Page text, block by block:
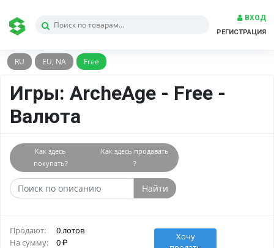
ВХОД
РЕГИСТРАЦИЯ
RU EU, NA Free
Игры: ArcheAge - Free -
Валюта
Как здесь
покупать?
Как здесь продавать
?
Найти
Продают:
0 лотов
На сумму:
0
Хочу